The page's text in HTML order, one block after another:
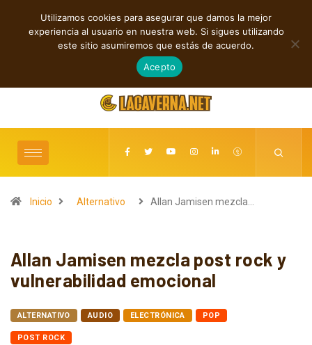
TENDENCIAS
Shaven Primates: Un estallido de Hard Rock contra el control digital
agosto 8, 2026
Inicio Alternativo Allan Jamisen mezcla…
Allan Jamisen mezcla post rock y
vulnerabilidad emocional
ALTERNATIVO AUDIO ELECTRÓNICA POP
POST ROCK
Utilizamos cookies para asegurar que damos la mejor
experiencia al usuario en nuestra web. Si sigues utilizando
este sitio asumiremos que estás de acuerdo.
Acepto